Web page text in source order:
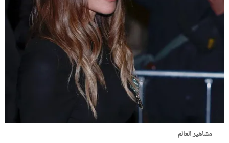
مشاهير العالم